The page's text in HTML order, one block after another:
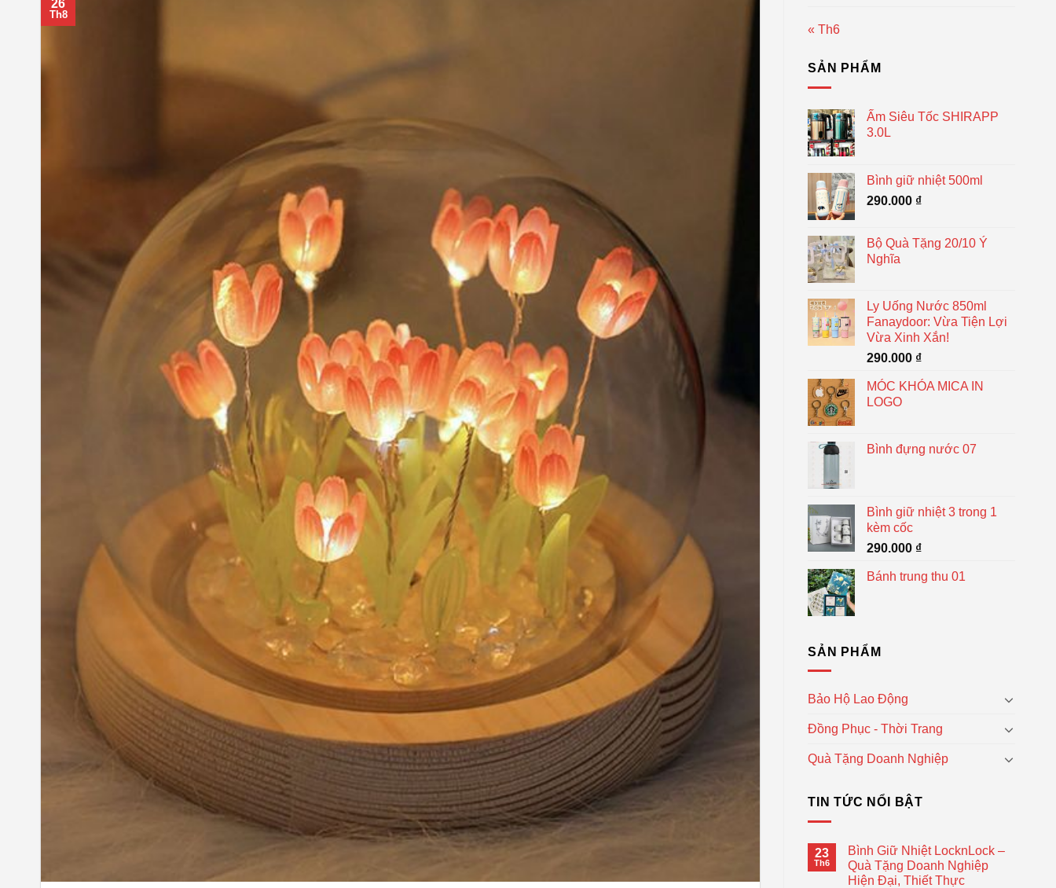
26
Th8
« Th6
SẢN PHẨM
Ấm Siêu Tốc SHIRAPP
3.0L
Bình giữ nhiệt 500ml
290.000 ₫
Bộ Quà Tặng 20/10 Ý
Nghĩa
Ly Uống Nước 850ml
Fanaydoor: Vừa Tiện Lợi
Vừa Xinh Xắn!
290.000 ₫
MÓC KHÓA MICA IN
LOGO
Bình đựng nước 07
Bình giữ nhiệt 3 trong 1
kèm cốc
290.000 ₫
Bánh trung thu 01
SẢN PHẨM
Bảo Hộ Lao Động
Đồng Phục - Thời Trang
Quà Tặng Doanh Nghiệp
TIN TỨC NỔI BẬT
23
Th6
Bình Giữ Nhiệt LocknLock –
Quà Tặng Doanh Nghiệp
Hiện Đại, Thiết Thực